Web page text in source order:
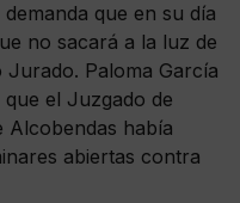
que en su día
no sacará a la luz de
Jurado. Paloma García
el Juzgado de
Alcobendas había
abiertas contra